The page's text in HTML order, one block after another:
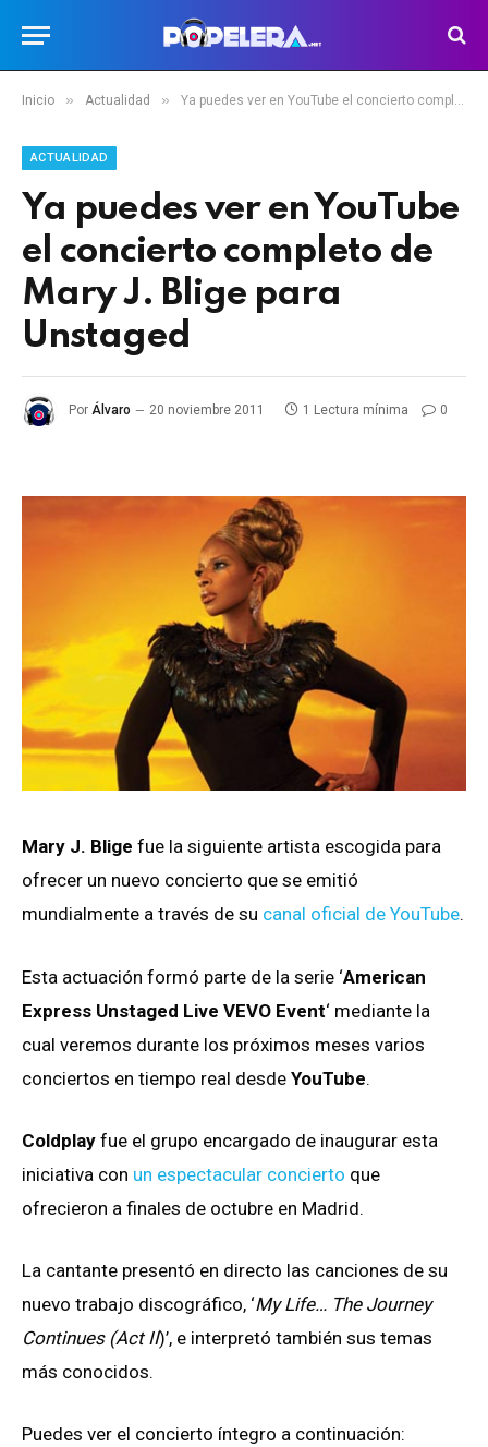
Inicio » Actualidad » Ya puedes ver en YouTube el concierto completo de Mary J. Blige para Unstaged
ACTUALIDAD
Ya puedes ver en YouTube
el concierto completo de
Mary J. Blige para
Unstaged
Por Álvaro 20 noviembre 2011 1 Lectura mínima 0
Mary J. Blige fue la siguiente artista escogida para
ofrecer un nuevo concierto que se emitió
mundialmente a través de su canal oficial de YouTube.
Esta actuación formó parte de la serie ‘American
Express Unstaged Live VEVO Event‘ mediante la
cual veremos durante los próximos meses varios
conciertos en tiempo real desde YouTube.
Coldplay fue el grupo encargado de inaugurar esta
iniciativa con un espectacular concierto que
ofrecieron a finales de octubre en Madrid.
La cantante presentó en directo las canciones de su
nuevo trabajo discográfico, ‘My Life… The Journey
Continues (Act II)’, e interpretó también sus temas
más conocidos.
Puedes ver el concierto íntegro a continuación: